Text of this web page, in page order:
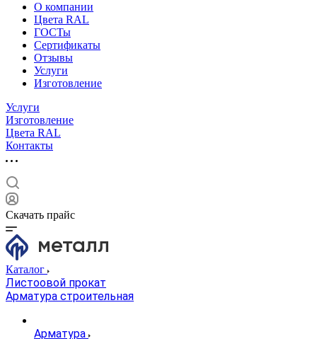
О компании
Цвета RAL
ГОСТы
Сертификаты
Отзывы
Услуги
Изготовление
Услуги
Изготовление
Цвета RAL
Контакты
Скачать прайс
Каталог
Листоовой прокат
Арматура строительная
Арматура